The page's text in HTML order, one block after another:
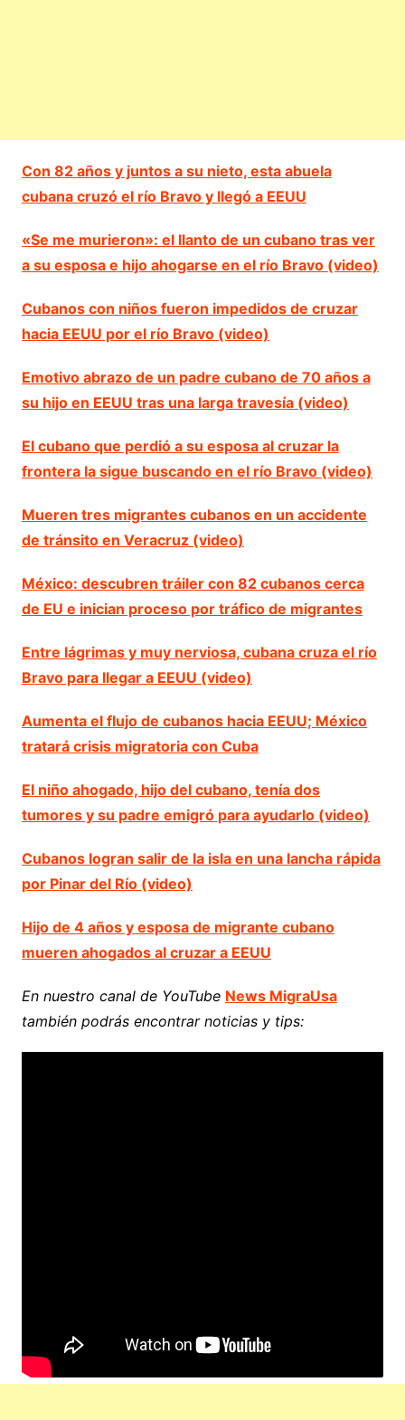
Con 82 años y juntos a su nieto, esta abuela
cubana cruzó el río Bravo y llegó a EEUU
«Se me murieron»: el llanto de un cubano tras ver
a su esposa e hijo ahogarse en el río Bravo (video)
Cubanos con niños fueron impedidos de cruzar
hacia EEUU por el río Bravo (video)
Emotivo abrazo de un padre cubano de 70 años a
su hijo en EEUU tras una larga travesía (video)
El cubano que perdió a su esposa al cruzar la
frontera la sigue buscando en el río Bravo (video)
Mueren tres migrantes cubanos en un accidente
de tránsito en Veracruz (video)
México: descubren tráiler con 82 cubanos cerca
de EU e inician proceso por tráfico de migrantes
Entre lágrimas y muy nerviosa, cubana cruza el río
Bravo para llegar a EEUU (video)
Aumenta el flujo de cubanos hacia EEUU; México
tratará crisis migratoria con Cuba
El niño ahogado, hijo del cubano, tenía dos
tumores y su padre emigró para ayudarlo (video)
Cubanos logran salir de la isla en una lancha rápida
por Pinar del Río (video)
Hijo de 4 años y esposa de migrante cubano
mueren ahogados al cruzar a EEUU
En nuestro canal de YouTube News MigraUsa
también podrás encontrar noticias y tips: